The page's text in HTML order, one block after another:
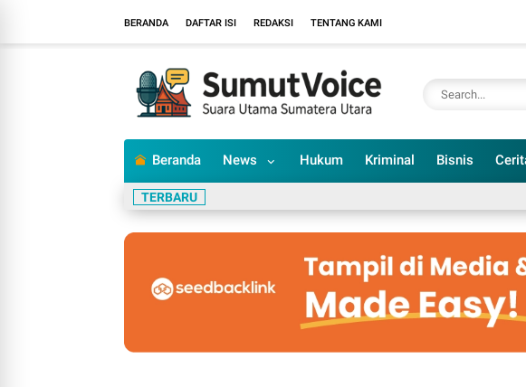
BERANDA DAFTAR ISI REDAKSI TENTANG KAMI
Beranda News Hukum Kriminal Bisnis
TERBARU